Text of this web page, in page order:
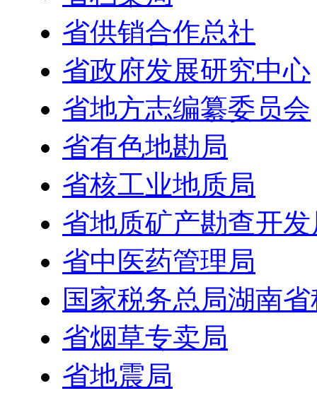
省供销合作总社
省政府发展研究中心
省地方志编纂委员会
省有色地勘局
省核工业地质局
省地质矿产勘查开发
省中医药管理局
国家税务总局湖南
省烟草专卖局
省地震局